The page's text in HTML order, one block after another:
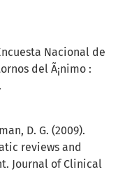
Nacional de
del Ã¡nimo :
D. G. (2009).
reviews and
Journal of Clinical